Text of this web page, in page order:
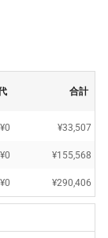
合計
¥0 ¥33,507
¥0 ¥155,568
¥0 ¥290,406